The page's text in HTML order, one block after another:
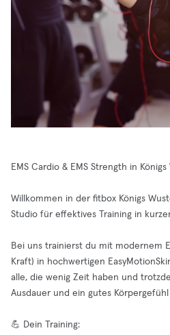
EMS Cardio & EMS Strength in
Willkommen in der fitbox Königs
Studio für effektives Training in
Bei uns trainierst du mit modernem
Kraft) in hochwertigen
alle, die wenig Zeit haben und
Ausdauer und ein gutes
💪 Dein Training: